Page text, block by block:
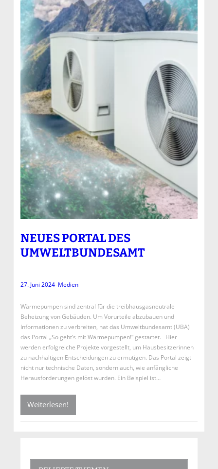
NEUES PORTAL DES
UMWELTBUNDESAMT
27. Juni 2024–Medien
Wärmepumpen sind zentral für die treibhausgasneutrale
Beheizung von Gebäuden. Um Vorurteile abzubauen und
Informationen zu verbreiten, hat das Umweltbundesamt (UBA)
das Portal „So geht’s mit Wärmepumpen!“ gestartet. Hier
werden erfolgreiche Projekte vorgestellt, um Hausbesitzerinnen
zu nachhaltigen Entscheidungen zu ermutigen. Das Portal zeigt
nicht nur technische Daten, sondern auch, wie anfängliche
Herausforderungen gelöst wurden. Ein Beispiel ist…
Weiterlesen!